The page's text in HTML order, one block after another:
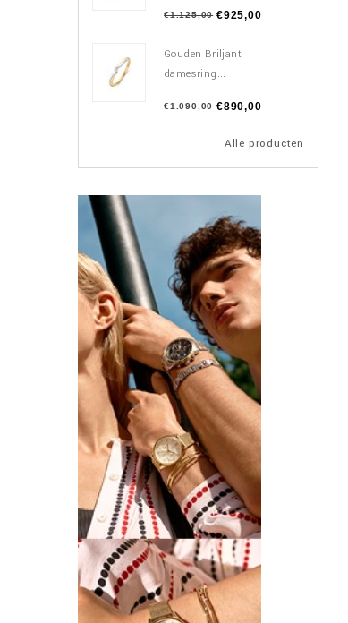
€1.125,00 €925,00
Gouden Briljant
damesring...
€1.090,00 €890,00
Alle producten